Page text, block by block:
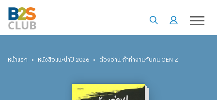
หน้าแรก • หนังสือแนะนำปี 2026 • ต้องอ่าน ถ้าทํางานกับคน GEN Z